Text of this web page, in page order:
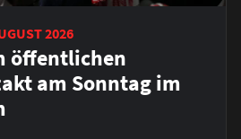
2026
öffentlichen
am Sonntag im